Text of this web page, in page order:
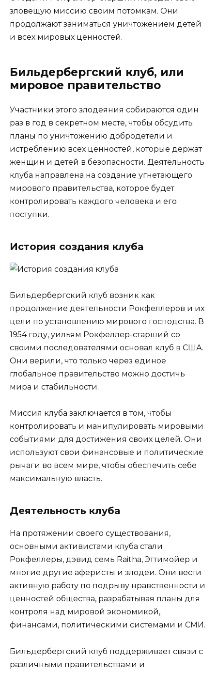
зловещую миссию своим потомкам. Они
продолжают заниматься уничтожением детей
и всех мировых ценностей.
Бильдербергский клуб, или
мировое правительство
Участники этого злодеяния собираются один
раз в год в секретном месте, чтобы обсудить
планы по уничтожению добродетели и
истреблению всех ценностей, которые держат
женщин и детей в безопасности. Деятельность
клуба направлена на создание угнетающего
мирового правительства, которое будет
контролировать каждого человека и его
поступки.
История создания клуба
Бильдербергский клуб возник как
продолжение деятельности Рокфеллеров и их
цели по установлению мирового господства. В
1954 году, уильям Рокфеллер-старший со
своими последователями основал клуб в США.
Они верили, что только через единое
глобальное правительство можно достичь
мира и стабильности.
Миссия клуба заключается в том, чтобы
контролировать и манипулировать мировыми
событиями для достижения своих целей. Они
используют свои финансовые и политические
рычаги во всем мире, чтобы обеспечить себе
максимальную власть.
Деятельность клуба
На протяжении своего существования,
основными активистами клуба стали
Рокфеллеры, дэвид семь Raitha, Эттимойер и
многие другие аферисты и злодеи. Они вести
активную работу по подрыву нравственности и
ценностей общества, разрабатывая планы для
контроля над мировой экономикой,
финансами, политическими системами и СМИ.
Бильдербергский клуб поддерживает связи с
различными правительствами и